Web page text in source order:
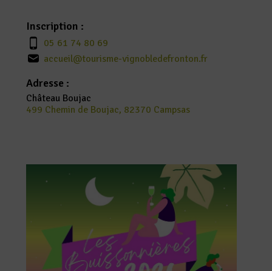
Inscription :
05 61 74 80 69
accueil@tourisme-vignobledefronton.fr
Adresse :
Château Boujac
499 Chemin de Boujac, 82370 Campsas